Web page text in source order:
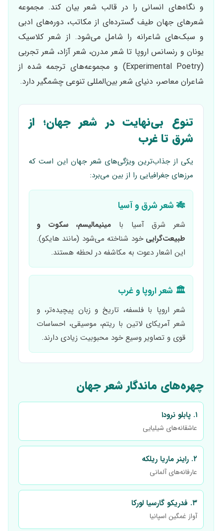
و نگاه‌های انسانی را در قالب شعر بیان کند. مجموعه
شعرهای جهان طیف گسترده‌ای از مکاتب، دوره‌های ادبی
و سبک‌های شاعرانه را شامل می‌شود. از شعر کلاسیک
یونان و رنسانس اروپا تا شعر مدرن، شعر آزاد، شعر تجربی
(Experimental Poetry) و مجموعه‌های ترجمه شده از
شاعران معاصر، دنیای شعر بین‌المللی تنوعی چشمگیر دارد.
تنوع بی‌نهایت در شعر جهان؛ از
شرق تا غرب
یکی از جذاب‌ترین ویژگی‌های شعر جهان این است که
مرزهای جغرافیایی را از بین می‌برد:
🎋 شعر شرق و آسیا
شعر شرق آسیا با مینیمالیسم، سکوت و
طبیعت‌گرایی خود شناخته می‌شود (مانند هایکو).
این اشعار دعوت به مکاشفه در لحظه هستند.
🏛 شعر اروپا و غرب
شعر اروپا با فلسفه، تاریخ و زبان پیچیده‌تر، و
شعر آمریکای لاتین با ریتم، موسیقی، احساسات
قوی و تصاویر وسیع خود محبوبیت زیادی دارند.
چهره‌های ماندگار شعر جهان
۱. پابلو نرودا
عاشقانه‌های شیلیایی
۲. راینر ماریا ریلکه
عارفانه‌های آلمانی
۳. فدریکو گارسیا لورکا
آواز غمگین اسپانیا